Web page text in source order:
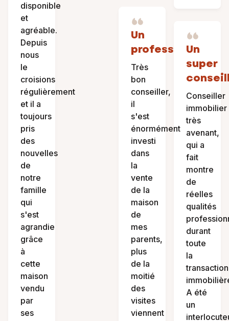
disponible
et
agréable.
Depuis
nous
le
croisions
régulièrement
et il a
toujours
pris
des
nouvelles
de
notre
famille
qui
s'est
agrandie
grâce
à
cette
maison
vendu
par
ses
Un
professionnel
Très
bon
conseiller,
il
s'est
énormément
investi
dans
la
vente
de la
maison
de
mes
parents,
plus
de la
moitié
des
visites
viennent
Un
super
Conseiller
immobilier
très
avenant,
qui a
fait
montre
de
réelles
qualités
durant
toute
la
transaction
A été
un